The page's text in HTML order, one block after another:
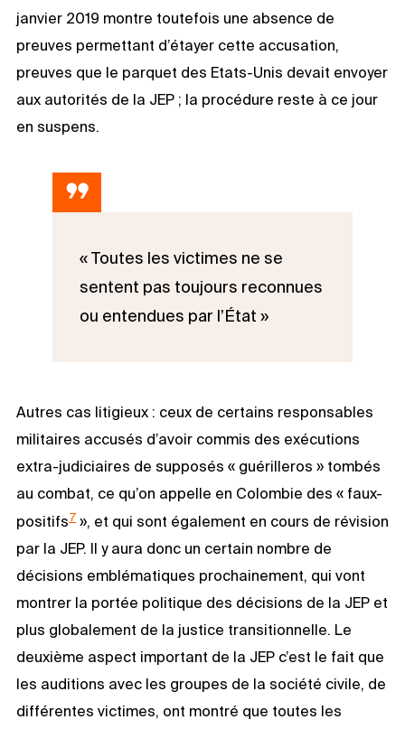
janvier 2019 montre toutefois une absence de
preuves permettant d’étayer cette accusation,
preuves que le parquet des Etats-Unis devait envoyer
aux autorités de la JEP ; la procédure reste à ce jour
en suspens.
« Toutes les victimes ne se
sentent pas toujours reconnues
ou entendues par l’État »
Autres cas litigieux : ceux de certains responsables
militaires accusés d’avoir commis des exécutions
extra-judiciaires de supposés « guérilleros » tombés
au combat, ce qu’on appelle en Colombie des « faux-
positifs7 », et qui sont également en cours de révision
par la JEP. Il y aura donc un certain nombre de
décisions emblématiques prochainement, qui vont
montrer la portée politique des décisions de la JEP et
plus globalement de la justice transitionnelle. Le
deuxième aspect important de la JEP c’est le fait que
les auditions avec les groupes de la société civile, de
différentes victimes, ont montré que toutes les